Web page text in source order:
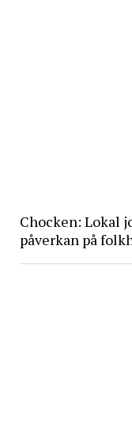
Chocken: Lokal
påverkan på